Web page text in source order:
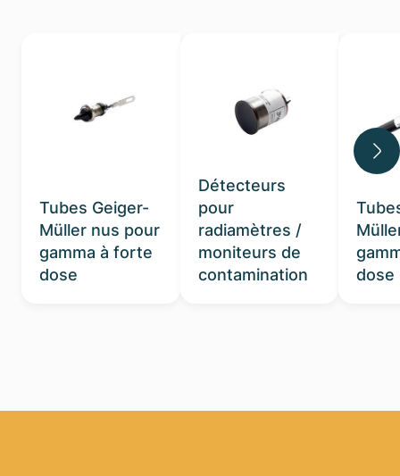
Tubes Geiger-
Müller nus pour
gamma à forte
dose
Détecteurs
pour
radiamètres /
moniteurs de
contamination
dose